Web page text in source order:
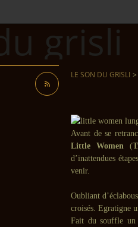
LE SON DU GRISLI >
Avant de se
Little Women (
d’inattendues
venir.
Oubliant
croisés. Egratigne
Fait du souffle un